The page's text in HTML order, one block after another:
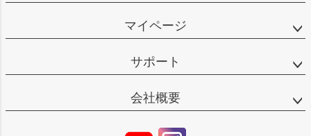
マイページ
サポート
会社概要